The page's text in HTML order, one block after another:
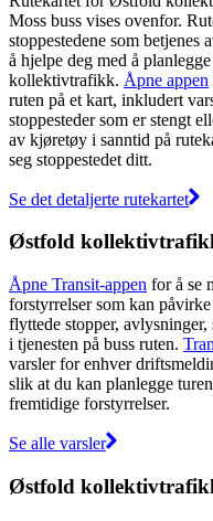
Moss buss vises ovenfor.
stoppestedene som
å hjelpe deg med å
kollektivtrafikk. Åpne appen
ruten på et kart, inkludert
stoppesteder som er stengt
av kjøretøy i sanntid på
seg stoppestedet ditt.
Se det detaljerte rutekartet
Østfold
Åpne Transit-appen for å se
forstyrrelser som kan
flyttede stopper,
i tjenesten på buss ruten.
varsler for enhver
slik at du kan planlegge
fremtidige forstyrrelser.
Se alle varsler
Østfold